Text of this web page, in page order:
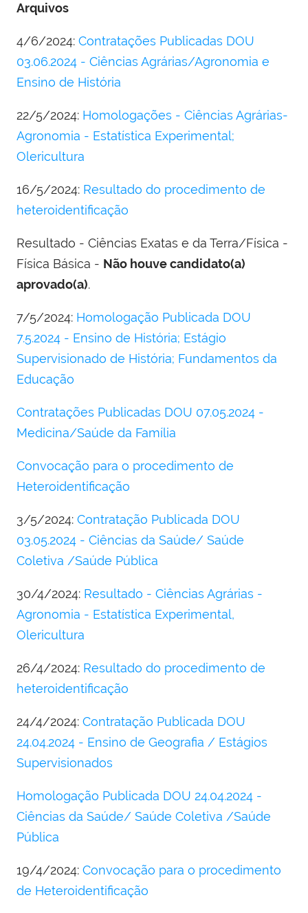
Arquivos
4/6/2024: Contratações Publicadas DOU
03.06.2024 - Ciências Agrárias/Agronomia e
Ensino de História
22/5/2024: Homologações - Ciências Agrárias-
Agronomia - Estatística Experimental;
Olericultura
16/5/2024: Resultado do procedimento de
heteroidentificação
Resultado - Ciências Exatas e da Terra/Física -
Física Básica - Não houve candidato(a)
aprovado(a).
7/5/2024: Homologação Publicada DOU
7.5.2024 - Ensino de História; Estágio
Supervisionado de História; Fundamentos da
Educação
Contratações Publicadas DOU 07.05.2024 -
Medicina/Saúde da Família
Convocação para o procedimento de
Heteroidentificação
3/5/2024: Contratação Publicada DOU
03.05.2024 - Ciências da Saúde/ Saúde
Coletiva /Saúde Pública
30/4/2024: Resultado - Ciências Agrárias -
Agronomia - Estatística Experimental,
Olericultura
26/4/2024: Resultado do procedimento de
heteroidentificação
24/4/2024: Contratação Publicada DOU
24.04.2024 - Ensino de Geografia / Estágios
Supervisionados
Homologação Publicada DOU 24.04.2024 -
Ciências da Saúde/ Saúde Coletiva /Saúde
Pública
19/4/2024: Convocação para o procedimento
de Heteroidentificação